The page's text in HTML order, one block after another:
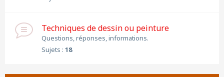
Techniques de dessin ou peinture
Questions, réponses, informations.
Sujets : 18